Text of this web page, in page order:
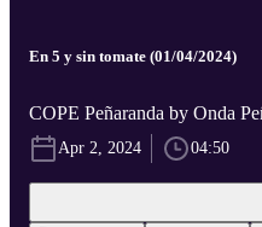
En 5 y sin tomate (01/04/2024)
COPE Peñaranda by Onda
Apr 2, 2024 04:50